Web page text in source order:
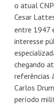
o atual
Cesar
entre 1947
interesse
chegando
referências
Carlos
período